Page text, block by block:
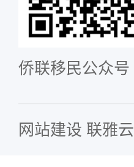
侨联移民公众号
网站建设 联雅云